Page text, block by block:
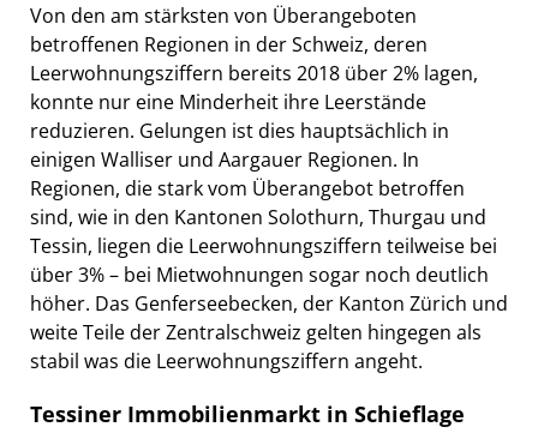
Von den am stärksten von Überangeboten
betroffenen Regionen in der Schweiz, deren
Leerwohnungsziffern bereits 2018 über 2% lagen,
konnte nur eine Minderheit ihre Leerstände
reduzieren. Gelungen ist dies hauptsächlich in
einigen Walliser und Aargauer Regionen. In
Regionen, die stark vom Überangebot betroffen
sind, wie in den Kantonen Solothurn, Thurgau und
Tessin, liegen die Leerwohnungsziffern teilweise bei
über 3% – bei Mietwohnungen sogar noch deutlich
höher. Das Genferseebecken, der Kanton Zürich und
weite Teile der Zentralschweiz gelten hingegen als
stabil was die Leerwohnungsziffern angeht.
Tessiner Immobilienmarkt in Schieflage